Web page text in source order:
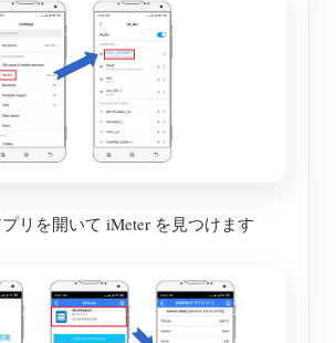
リを開いて iMeter を見つけます